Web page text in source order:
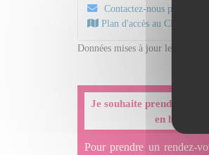
Contactez-nous par mail
Plan d'accès au CHU
Données mises à jour le 07/02/
Je souhaite prendre un
en ligne
Pour prendre un rendez-